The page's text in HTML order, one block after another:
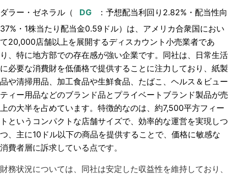
ダラー・ゼネラル（ ： 予想配当利回り2.82%・配当性向
37%・1株当たり配当金0.59ドル）は、アメリカ合衆国におい
て20,000店舗以上を展開するディスカウント小売業者であ
り、特に地方部での存在感が強い企業です。同社は、日常生活
に必要な消費財を低価格で提供することに注力しており、紙製
品や清掃用品、加工食品や生鮮食品、たばこ、ヘルス＆ビュー
ティー用品などのブランド品とプライベートブランド製品が売
上の大半を占めています。特徴的なのは、約7,500平方フィー
トというコンパクトな店舗サイズで、効率的な運営を実現しつ
つ、主に10ドル以下の商品を提供することで、価格に敏感な
消費者層に訴求している点です。
財務状況については、同社は安定した収益性を維持しており、